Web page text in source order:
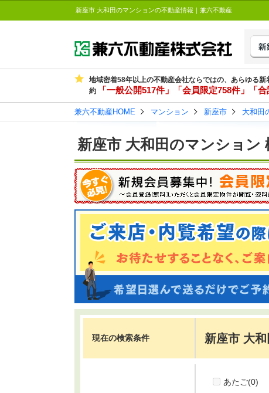
新座市 大和田のマンションの不動産情報｜兼六不動産
地域密着58年以上の不動産会社ならではの、あらゆる新
約
「一般公開517件」「会員限定758件」「合
兼六不動産HOME マンション 新座市 大和田
新座市 大和田のマンション
現在の検索条件 新座市 大和
あたご(0)